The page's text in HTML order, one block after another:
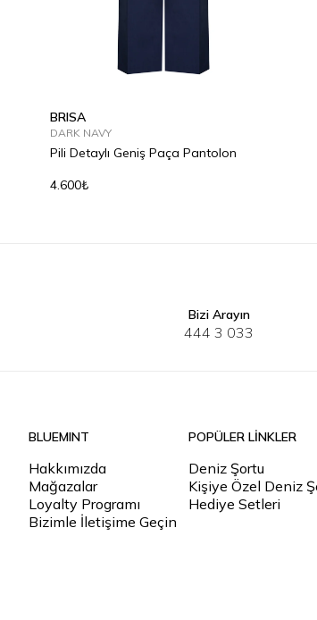
BRISA
DARK NAVY
Pili Detaylı Geniş Paça Pantolon
4.600₺
Bizi Arayın
444 3 033
BLUEMINT
Hakkımızda
Mağazalar
Loyalty Programı
Bizimle İletişime Geçin
POPÜLER LİNKLER
Deniz Şortu
Kişiye Özel Deniz
Hediye Setleri